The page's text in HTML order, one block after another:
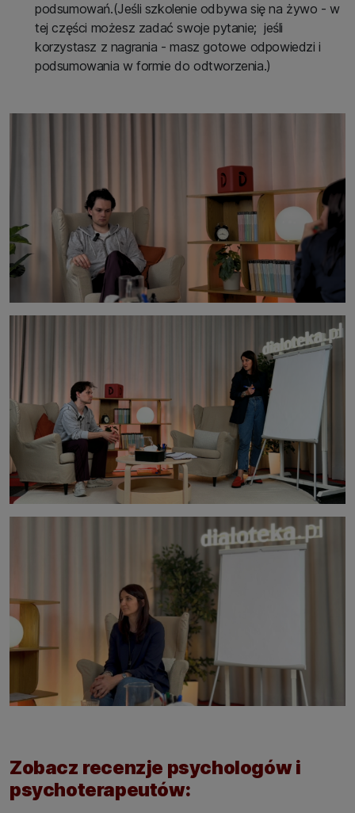
podsumowań.(Jeśli szkolenie odbywa się na żywo - w
tej części możesz zadać swoje pytanie; jeśli
korzystasz z nagrania - masz gotowe odpowiedzi i
podsumowania w formie do odtworzenia.)
Zobacz recenzje psychologów i
psychoterapeutów: